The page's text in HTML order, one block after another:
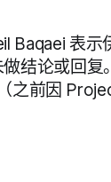
Baqaei 表
结论或回复
前因